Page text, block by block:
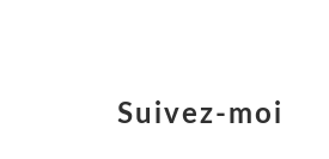
Suivez-moi